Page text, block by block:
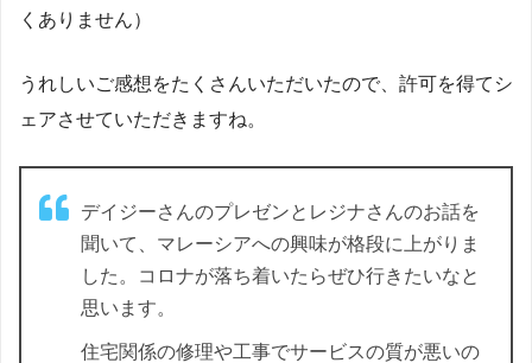
くありません）
うれしいご感想をたくさんいただいたので、許可を得てシ
ェアさせていただきますね。
デイジーさんのプレゼンとレジナさんのお話を
聞いて、マレーシアへの興味が格段に上がりま
した。コロナが落ち着いたらぜひ行きたいなと
思います。
住宅関係の修理や工事でサービスの質が悪いの